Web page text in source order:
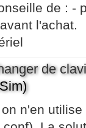
de : -
l'achat.
de
n'en